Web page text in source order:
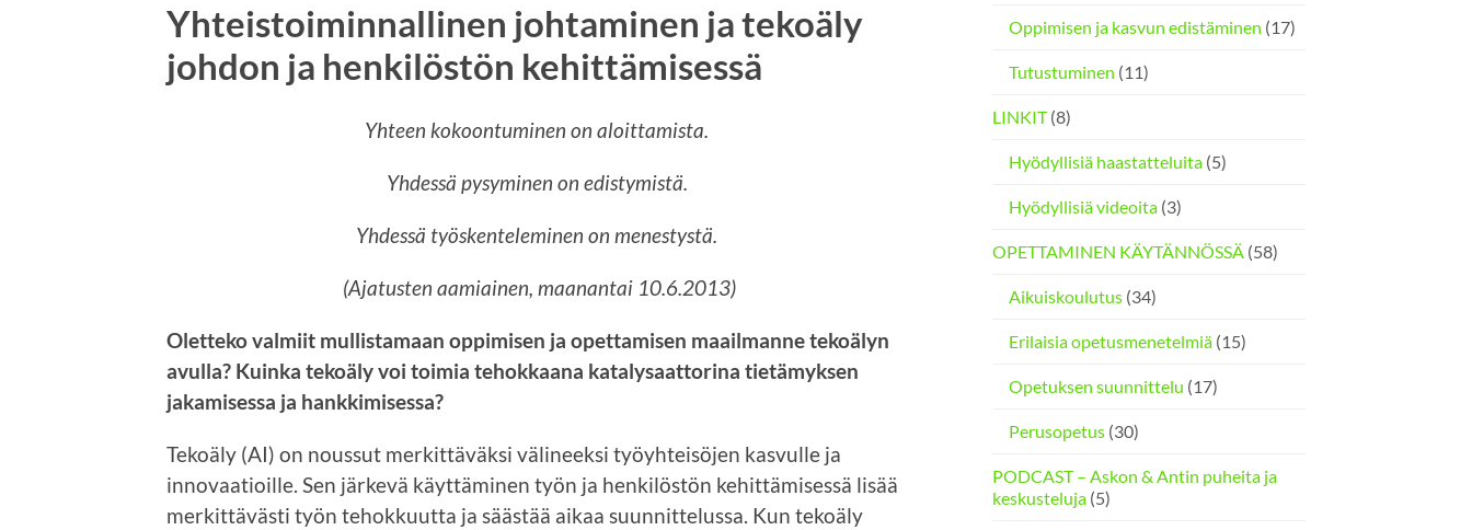
Yhteistoiminnallinen johtaminen ja tekoäly
johdon ja henkilöstön kehittämisessä
Yhteen kokoontuminen on aloittamista.
Yhdessä pysyminen on edistymistä.
Yhdessä työskenteleminen on menestystä.
(Ajatusten aamiainen, maanantai 10.6.2013)
Oletteko valmiit mullistamaan oppimisen ja opettamisen maailmanne tekoälyn
avulla? Kuinka tekoäly voi toimia tehokkaana katalysaattorina tietämyksen
jakamisessa ja hankkimisessa?
Tekoäly (AI) on noussut merkittäväksi välineeksi työyhteisöjen kasvulle ja
innovaatioille. Sen järkevä käyttäminen työn ja henkilöstön kehittämisessä lisää
merkittävästi työn tehokkuutta ja säästää aikaa suunnittelussa. Kun tekoäly
Oppimisen ja kasvun edistäminen (17)
Tutustuminen (11)
LINKIT(8)
Hyödyllisiä haastatteluita (5)
Hyödyllisiä videoita (3)
OPETTAMINEN KÄYTÄNNÖSSÄ (58)
Aikuiskoulutus (34)
Erilaisia opetusmenetelmiä (15)
Opetuksen suunnittelu (17)
Perusopetus (30)
PODCAST – Askon & Antin puheita ja
keskusteluja (5)